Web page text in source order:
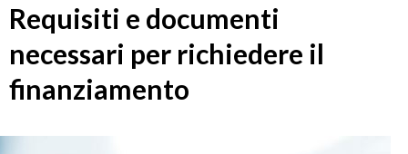
Requisiti e documenti
necessari per richiedere il
finanziamento